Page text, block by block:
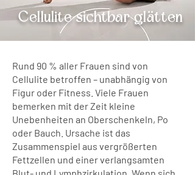
Cellulite sichtbar glätten
Rund 90 % aller Frauen sind von
Cellulite betroffen – unabhängig von
Figur oder Fitness. Viele Frauen
bemerken mit der Zeit kleine
Unebenheiten an Oberschenkeln, Po
oder Bauch. Ursache ist das
Zusammenspiel aus vergrößerten
Fettzellen und einer verlangsamten